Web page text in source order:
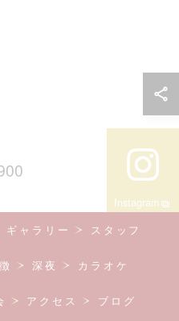
Instagram
ギャラリー スタッフ
深夜 カラオケ
アクセス ブログ